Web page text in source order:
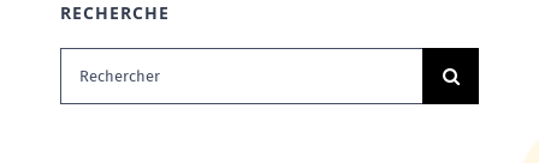
RECHERCHE
Rechercher: